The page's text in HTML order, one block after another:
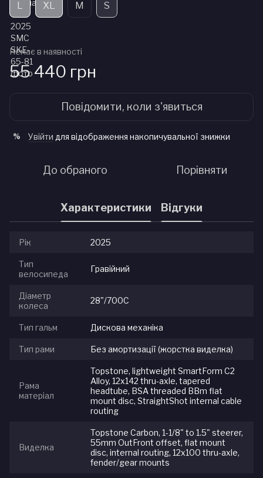
L XL M S
Немає в наявності
55 440 грн
Повідомити, коли з'явиться
% Увійти для відображення накопичувальної знижки
До обраного Порівняти
Характеристики Відгуки
Рік 2025
Тип
велосипеда
Гравійний
Діаметр
колеса
28"/700С
Тип гальм Дискова механіка
Тип рами Без амортизації (жорстка виделка)
Рама
матеріал
Topstone, lightweight SmartForm C2
Alloy, 12x142 thru-axle, tapered
headtube, BSA threaded BBm flat
mount disc, StraightShot internal cable
routing
Виделка
Topstone Carbon, 1-1/8" to 1.5" steerer,
55mm OutFront offset, flat mount
disc, internal routing, 12x100 thru-axle,
fender/gear mounts